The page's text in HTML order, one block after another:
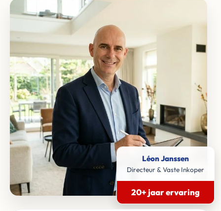
Léon Janssen
Directeur & Vaste Inkoper
20+ jaar ervaring